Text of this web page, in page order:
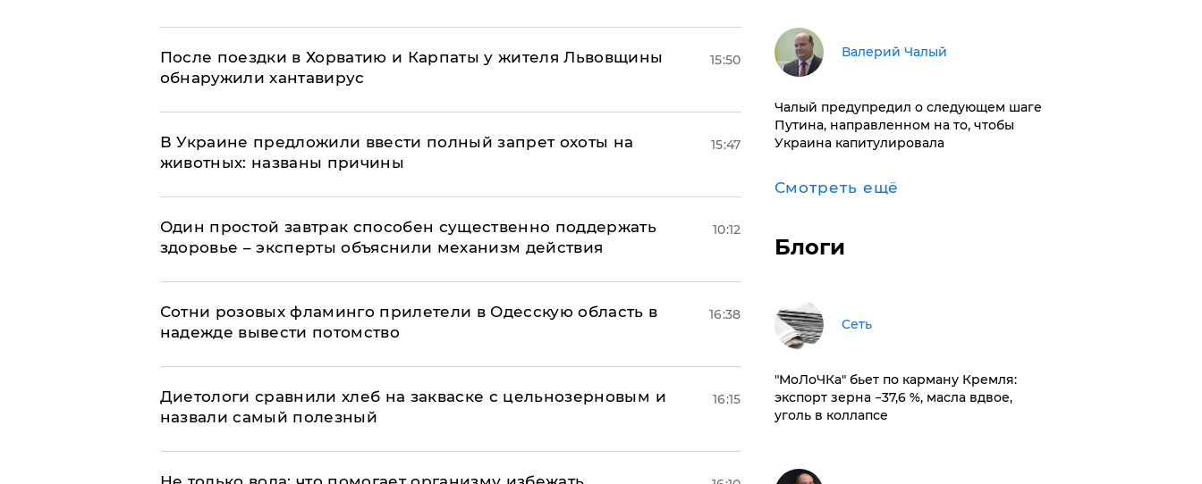
После поездки в Хорватию и Карпаты у жителя Львовщины
обнаружили хантавирус
15:50
В Украине предложили ввести полный запрет охоты на
животных: названы причины
15:47
Один простой завтрак способен существенно поддержать
здоровье – эксперты объяснили механизм действия
10:12
Сотни розовых фламинго прилетели в Одесскую область в
надежде вывести потомство
16:38
Диетологи сравнили хлеб на закваске с цельнозерновым и
назвали самый полезный
16:15
Валерий Чалый
Чалый предупредил о следующем шаге
Путина, направленном на то, чтобы
Украина капитулировала
Смотреть ещё
Блоги
Сеть
​"МоЛоЧКа" бьет по карману Кремля:
экспорт зерна −37,6 %, масла вдвое,
уголь в коллапсе